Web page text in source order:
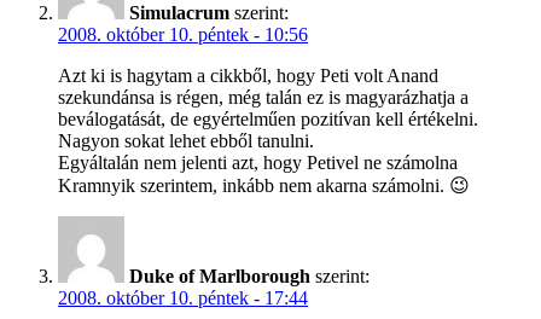
Simulacrum szerint:
2008. október 10. péntek - 10:56
Azt ki is hagytam a cikkből, hogy Peti volt Anand
szekundánsa is régen, még talán ez is magyarázhatja a
beválogatását, de egyértelműen pozitívan kell értékelni.
Nagyon sokat lehet ebből tanulni.
Egyáltalán nem jelenti azt, hogy Petivel ne számolna
Kramnyik szerintem, inkább nem akarna számolni. 😉
Duke of Marlborough szerint:
2008. október 10. péntek - 17:44